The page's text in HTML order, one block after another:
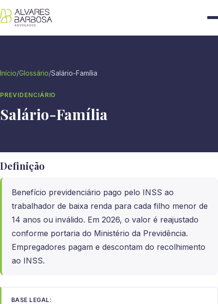
Início/Glossário/Salário-Família
PREVIDENCIÁRIO
Salário-Família
Definição
Benefício previdenciário pago pelo INSS ao
trabalhador de baixa renda para cada filho menor de
14 anos ou inválido. Em 2026, o valor é reajustado
conforme portaria do Ministério da Previdência.
Empregadores pagam e descontam do recolhimento
ao INSS.
BASE LEGAL: